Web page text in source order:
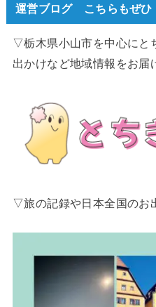
運営ブログ こちらもぜひ
▽栃木県小山市を中心にと
出かけなど地域情報をお届
▽旅の記録や日本全国のお